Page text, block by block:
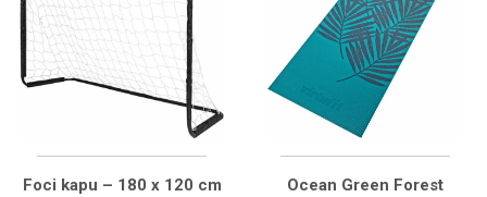
Foci kapu – 180 x 120 cm
Ocean Green Forest